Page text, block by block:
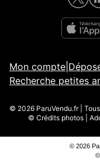
Mon compte
Recherche petites
© 2026 ParuVendu.fr |
© Crédits photos |
© 2026
©